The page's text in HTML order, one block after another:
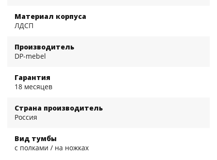
Материал корпуса
ЛДСП
Производитель
DP-mebel
Гарантия
18 месяцев
Страна производитель
Россия
Вид тумбы
с полками / на ножках